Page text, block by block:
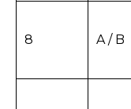
8 A / B